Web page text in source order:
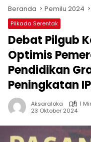
Beranda Pemilu 2024
Pilkada Serentak
Debat Pilgub
Optimis
Pendidikan
Peningkatan
Aksaraloka
1
23 Oktober 2024